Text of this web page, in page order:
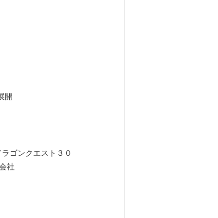
開
ゴンクエスト３０
社